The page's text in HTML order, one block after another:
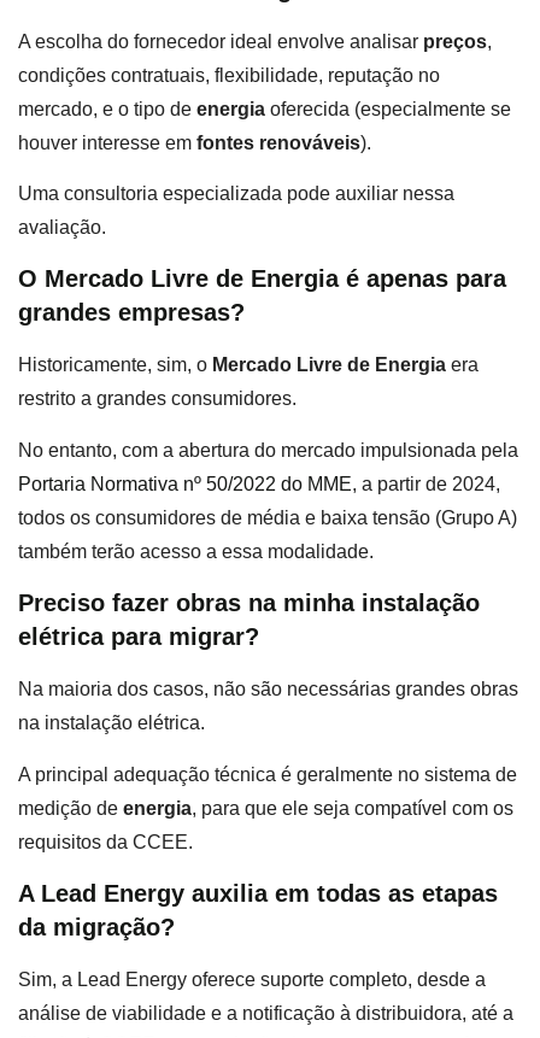
A escolha do fornecedor ideal envolve analisar preços,
condições contratuais, flexibilidade, reputação no
mercado, e o tipo de energia oferecida (especialmente se
houver interesse em fontes renováveis).
Uma consultoria especializada pode auxiliar nessa
avaliação.
O Mercado Livre de Energia é apenas para
grandes empresas?
Historicamente, sim, o Mercado Livre de Energia era
restrito a grandes consumidores.
No entanto, com a abertura do mercado impulsionada pela
Portaria Normativa nº 50/2022 do MME, a partir de 2024,
todos os consumidores de média e baixa tensão (Grupo A)
também terão acesso a essa modalidade.
Preciso fazer obras na minha instalação
elétrica para migrar?
Na maioria dos casos, não são necessárias grandes obras
na instalação elétrica.
A principal adequação técnica é geralmente no sistema de
medição de energia, para que ele seja compatível com os
requisitos da CCEE.
A Lead Energy auxilia em todas as etapas
da migração?
Sim, a Lead Energy oferece suporte completo, desde a
análise de viabilidade e a notificação à distribuidora, até a